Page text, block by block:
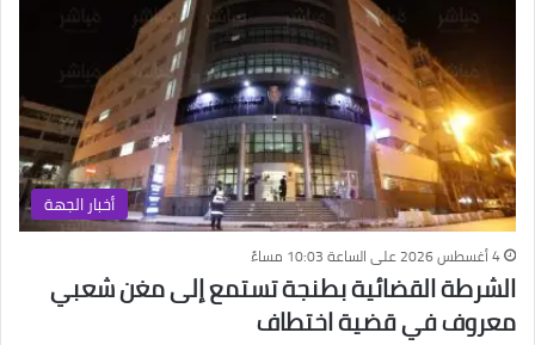
أخبار الجهة
4 أغسطس 2026 على الساعة 10:03 مساءً
الشرطة القضائية بطنجة تستمع إلى مغن شعبي
معروف في قضية اختطاف